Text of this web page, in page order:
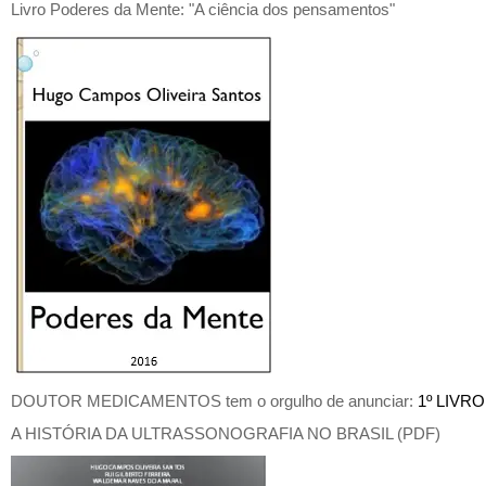
Livro Poderes da Mente: "A ciência dos pensamentos"
DOUTOR MEDICAMENTOS tem o orgulho de anunciar: 1º LIVRO
A HISTÓRIA DA ULTRASSONOGRAFIA NO BRASIL (PDF)